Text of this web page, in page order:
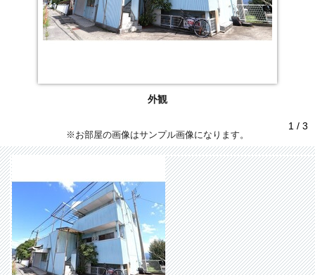
外観
1 / 3
※お部屋の画像はサンプル画像になります。